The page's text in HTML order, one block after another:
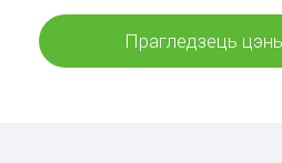
Прагледзець